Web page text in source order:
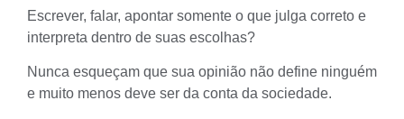
Escrever, falar, apontar somente o que julga correto e
interpreta dentro de suas escolhas?
Nunca esqueçam que sua opinião não define ninguém
e muito menos deve ser da conta da sociedade.